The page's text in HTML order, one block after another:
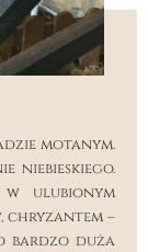
motanym.
niebieskiego.
w ulubionym
chryzantem –
bardzo duża